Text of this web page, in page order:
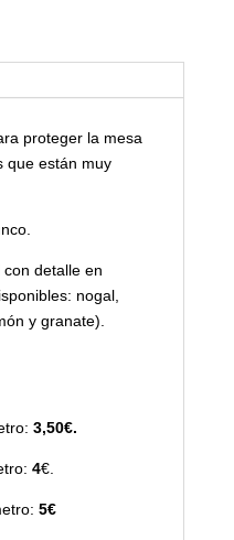
proteger la mesa
que están muy
detalle en
nogal,
y granate).
3,50€.
4€.
5€